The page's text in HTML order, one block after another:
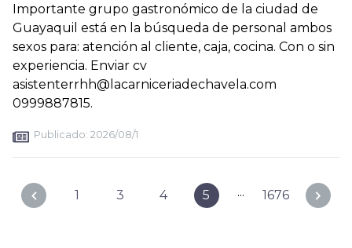
Importante grupo gastronómico de la ciudad de
Guayaquil está en la búsqueda de personal ambos
sexos para: atención al cliente, caja, cocina. Con o sin
experiencia. Enviar cv
asistenterrhh@lacarniceriadechavela.com
0999887815.
Publicado: 2026/08/1
1 3 4 5 ... 1676